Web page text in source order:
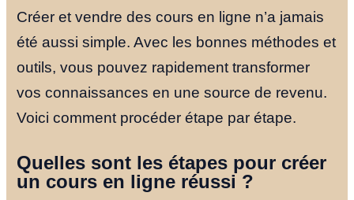
Créer et vendre des cours en ligne n’a jamais
été aussi simple. Avec les bonnes méthodes et
outils, vous pouvez rapidement transformer
vos connaissances en une source de revenu.
Voici comment procéder étape par étape.
Quelles sont les étapes pour créer
un cours en ligne réussi ?